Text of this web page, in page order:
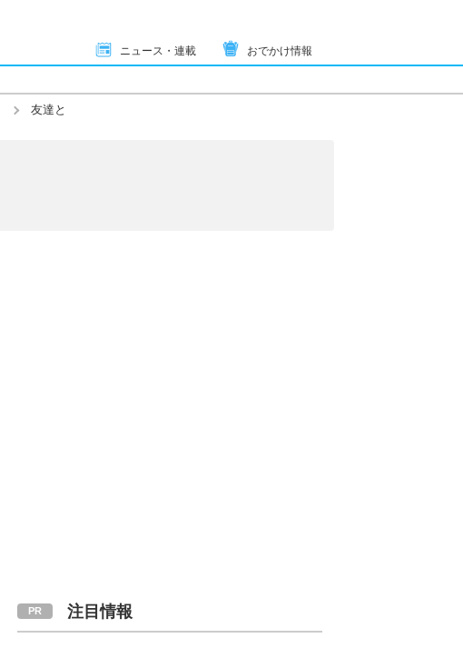
ニュース・連載 おでかけ情報
友達と
注目情報